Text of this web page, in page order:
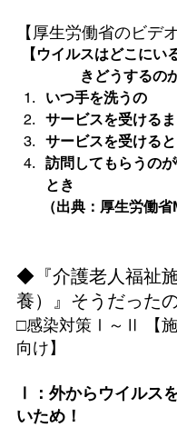
【厚生労働省のビデ
【ウイルスはどこにい
きどうするの
いつ手を洗うの
サービスを受けるま
サービスを受ける
訪問してもらうの
とき
（出典：厚生労働
◆『介護老人福祉
養）』そうだった
□感染対策Ⅰ～Ⅱ 【施
向け】
Ⅰ：外からウイルス
いため！